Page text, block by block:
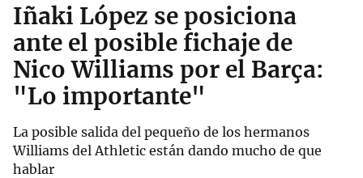
Iñaki López se posiciona
ante el posible fichaje de
Nico Williams por el Barça:
"Lo importante"
La posible salida del pequeño de los hermanos
Williams del Athletic están dando mucho de que
hablar